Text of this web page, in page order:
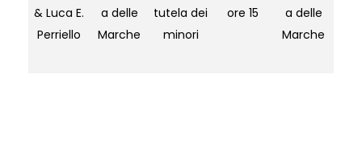
& Luca E.
Perriello
a delle
Marche
tutela dei
minori
ore 15
a delle
Marche